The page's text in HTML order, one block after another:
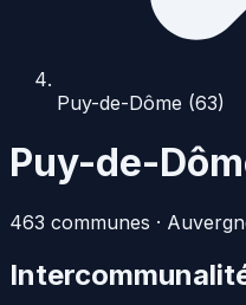
Puy-de-Dôme (63)
Puy-de-
463 communes ·